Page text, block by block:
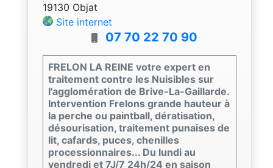
19130 Objat
Site internet
07 70 22 70 90
FRELON LA REINE votre expert en
traitement contre les Nuisibles sur
l'agglomération de Brive-La-Gaillarde.
Intervention Frelons grande hauteur à
la perche ou paintball, dératisation,
désourisation, traitement punaises de
lit, cafards, puces, chenilles
processionnaires... Du lundi au
vendredi et 7J/7 24h/24 en saison